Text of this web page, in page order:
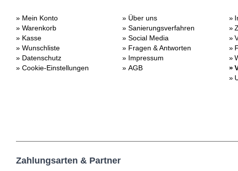
Mein Konto
Warenkorb
Kasse
Wunschliste
Datenschutz
Cookie-Einstellungen
Über uns
Sanierungsverfahren
Social Media
Fragen & Antworten
Impressum
AGB
Zahlungsarten & Partner